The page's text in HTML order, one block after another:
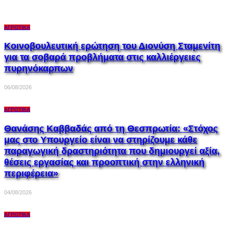
ΑΓΡΟΤΙΚΆ
Κοινοβουλευτική ερώτηση του Διονύση Σταμενίτη
για τα σοβαρά προβλήματα στις καλλιέργειες
πυρηνόκαρπων
06/08/2026
ΑΓΡΟΤΙΚΆ
Θανάσης Καββαδάς από τη Θεσπρωτία: «Στόχος
μας στο Υπουργείο είναι να στηρίζουμε κάθε
παραγωγική δραστηριότητα που δημιουργεί αξία,
θέσεις εργασίας και προοπτική στην ελληνική
περιφέρεια»
04/08/2026
ΑΓΡΟΤΙΚΆ